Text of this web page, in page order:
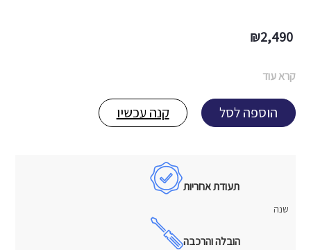
2,490
₪
קרא עוד
הוספה לסל קנה עכשיו
תעודת אחריות
שנה
הובלה והרכבה